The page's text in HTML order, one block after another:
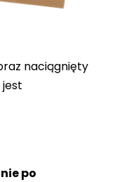
naciągnięty
po